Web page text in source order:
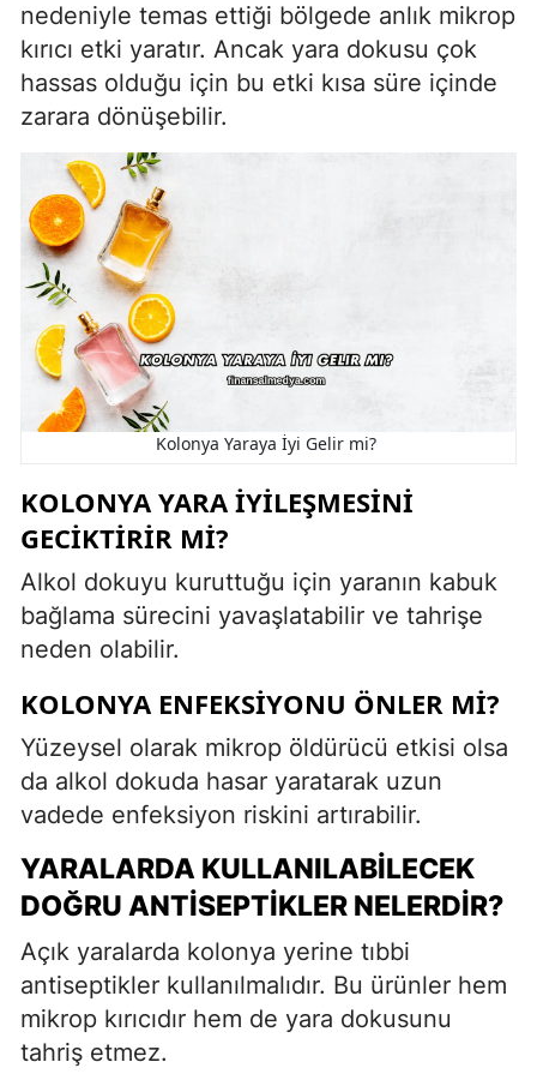
nedeniyle temas ettiği bölgede anlık mikrop
kırıcı etki yaratır. Ancak yara dokusu çok
hassas olduğu için bu etki kısa süre içinde
zarara dönüşebilir.
Kolonya Yaraya İyi Gelir mi?
KOLONYA YARA İYILEŞMESINI
GECIKTIRIR MI?
Alkol dokuyu kuruttuğu için yaranın kabuk
bağlama sürecini yavaşlatabilir ve tahrişe
neden olabilir.
KOLONYA ENFEKSIYONU ÖNLER MI?
Yüzeysel olarak mikrop öldürücü etkisi olsa
da alkol dokuda hasar yaratarak uzun
vadede enfeksiyon riskini artırabilir.
YARALARDA KULLANILABILECEK
DOĞRU ANTISEPTIKLER NELERDIR?
Açık yaralarda kolonya yerine tıbbi
antiseptikler kullanılmalıdır. Bu ürünler hem
mikrop kırıcıdır hem de yara dokusunu
tahriş etmez.